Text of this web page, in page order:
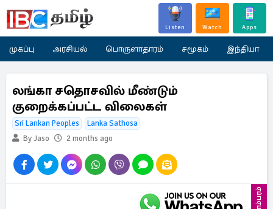
Listen Watch Apps
முகப்பு அரசியல் பொருளாதாரம் சமூகம் இந்தியா
லங்கா சதொசவில் மீண்டும்
குறைக்கப்பட்ட விலைகள்
Sri Lankan Peoples
Lanka Sathosa
By Jaso
2 months ago